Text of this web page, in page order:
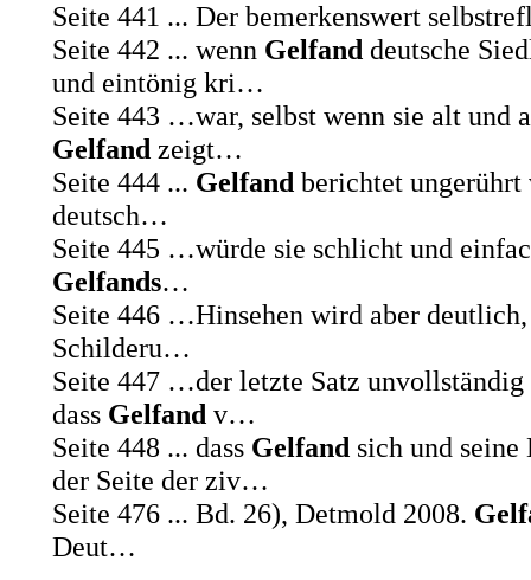
Seite 441 ... Der bemerkenswert
Seite 442 ... wenn Gelfand deutsche
und eintönig kri…
Seite 443 …war, selbst wenn sie alt und
Gelfand zeigt…
Seite 444 ... Gelfand berichtet ungerührt
deutsch…
Seite 445 …würde sie schlicht und
Gelfands…
Seite 446 …Hinsehen wird aber deutlich,
Schilderu…
Seite 447 …der letzte Satz
dass Gelfand v…
Seite 448 ... dass Gelfand sich und
der Seite der ziv…
Seite 476 ... Bd. 26), Detmold 2008.
Deut…